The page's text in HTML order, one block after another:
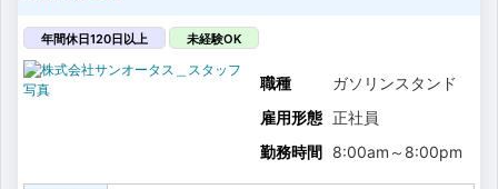
年間休日120日以上 未経験OK
職種
ガソリンスタンド
雇用形態 正社員
勤務時間 8:00am ～ 8:00pm